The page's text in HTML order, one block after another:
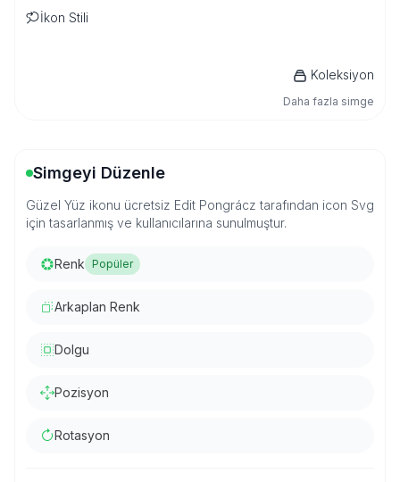
İkon Stili
Koleksiyon
Daha fazla simge
Simgeyi Düzenle
Güzel Yüz ikonu ücretsiz Edit Pongrácz tarafından icon Svg
için tasarlanmış ve kullanıcılarına sunulmuştur.
Renk Popüler
Arkaplan Renk
Dolgu
Pozisyon
Rotasyon